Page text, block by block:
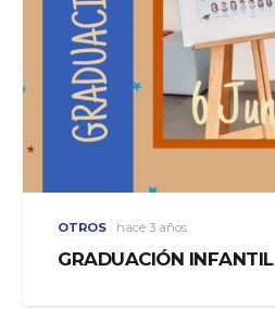
OTROS hace 3 años
GRADUACIÓN INFANTIL